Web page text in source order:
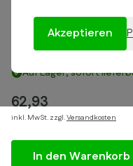
Akzeptieren
Gabelbrücke alter
Zündapp 517
Auf Lager, sofort
62,93
inkl. MwSt. zzgl.Versandkosten
In den Warenkorb